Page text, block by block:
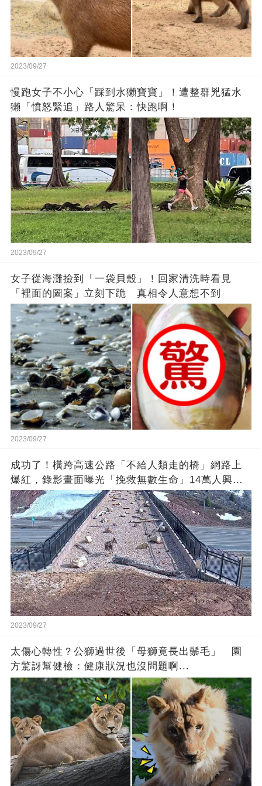
2023/09/27
慢跑女子不小心「踩到水獺寶寶」！遭整群兇猛水
獺「憤怒緊追」路人驚呆：快跑啊！
2023/09/27
女子從海灘撿到「一袋貝殼」！回家清洗時看見
「裡面的圖案」立刻下跪 真相令人意想不到
2023/09/27
成功了！橫跨高速公路「不給人類走的橋」網路上
爆紅，錄影畫面曝光「挽救無數生命」14萬人興奮
歡呼
2023/09/27
太傷心轉性？公獅過世後「母獅竟長出鬃毛」 園
方驚訝幫健檢：健康狀況也沒問題啊...